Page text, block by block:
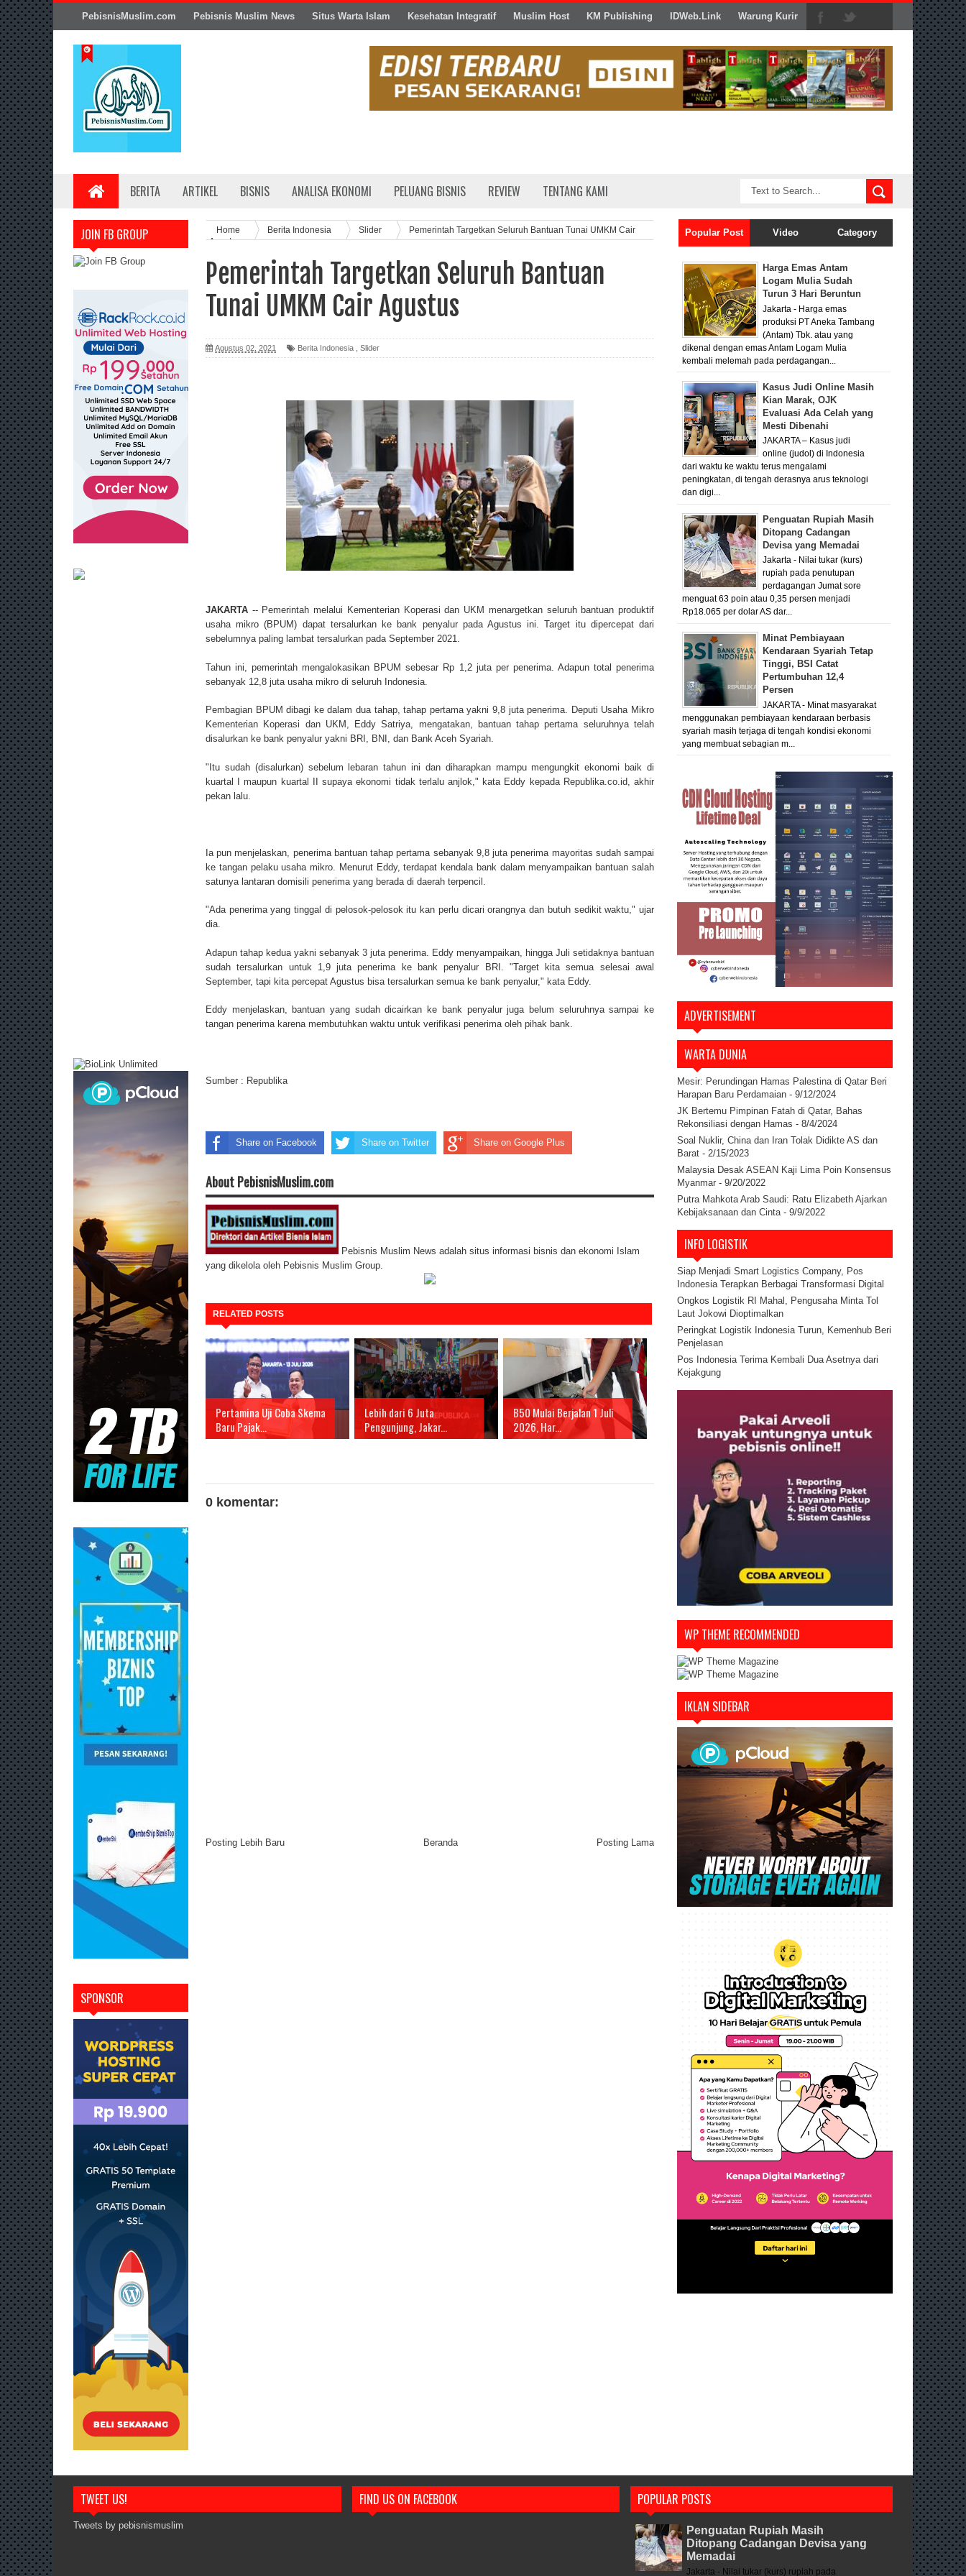
PebisnisMuslim.com Pebisnis Muslim News Situs Warta Islam Kesehatan Integratif Muslim Host KM Publishing IDWeb.Link Warung Kurir
BERITA ARTIKEL BISNIS ANALISA EKONOMI PELUANG BISNIS REVIEW TENTANG KAMI
JOIN FB GROUP
SPONSOR
Home Berita Indonesia Slider
Pemerintah Targetkan Seluruh Bantuan Tunai UMKM Cair
Agustus
Pemerintah Targetkan Seluruh Bantuan
Tunai UMKM Cair Agustus
Agustus 02, 2021 Berita Indonesia Slider
JAKARTA -- Pemerintah melalui Kementerian Koperasi dan UKM menargetkan seluruh bantuan produktif
usaha mikro (BPUM) dapat tersalurkan ke bank penyalur pada Agustus ini. Target itu dipercepat dari
sebelumnya paling lambat tersalurkan pada September 2021.
Tahun ini, pemerintah mengalokasikan BPUM sebesar Rp 1,2 juta per penerima. Adapun total penerima
sebanyak 12,8 juta usaha mikro di seluruh Indonesia.
Pembagian BPUM dibagi ke dalam dua tahap, tahap pertama yakni 9,8 juta penerima. Deputi Usaha Mikro
Kementerian Koperasi dan UKM, Eddy Satriya, mengatakan, bantuan tahap pertama seluruhnya telah
disalurkan ke bank penyalur yakni BRI, BNI, dan Bank Aceh Syariah.
"Itu sudah (disalurkan) sebelum lebaran tahun ini dan diharapkan mampu mengungkit ekonomi baik di
kuartal I maupun kuartal II supaya ekonomi tidak terlalu anjlok," kata Eddy kepada Republika.co.id, akhir
pekan lalu.
Ia pun menjelaskan, penerima bantuan tahap pertama sebanyak 9,8 juta penerima mayoritas sudah sampai
ke tangan pelaku usaha mikro. Menurut Eddy, terdapat kendala bank dalam menyampaikan bantuan salah
satunya lantaran domisili penerima yang berada di daerah terpencil.
"Ada penerima yang tinggal di pelosok-pelosok itu kan perlu dicari orangnya dan butuh sedikit waktu," ujar
dia.
Adapun tahap kedua yakni sebanyak 3 juta penerima. Eddy menyampaikan, hingga Juli setidaknya bantuan
sudah tersalurkan untuk 1,9 juta penerima ke bank penyalur BRI. "Target kita semua selesai awal
September, tapi kita percepat Agustus bisa tersalurkan semua ke bank penyalur," kata Eddy.
Eddy menjelaskan, bantuan yang sudah dicairkan ke bank penyalur juga belum seluruhnya sampai ke
tangan penerima karena membutuhkan waktu untuk verifikasi penerima oleh pihak bank.
Sumber : Republika
Share on Facebook Share on Twitter Share on Google Plus
About PebisnisMuslim.com
Pebisnis Muslim News adalah situs informasi bisnis dan ekonomi Islam
yang dikelola oleh Pebisnis Muslim Group.
RELATED POSTS
Pertamina Uji Coba Skema
Baru Pajak...
Lebih dari 6 Juta
Pengunjung, Jakar...
B50 Mulai Berjalan 1 Juli
2026, Har...
0 komentar:
Posting Lebih Baru Posting Lama
Beranda
Popular Post Video Category
Harga Emas Antam
Logam Mulia Sudah
Turun 3 Hari Beruntun
Jakarta - Harga emas
produksi PT Aneka Tambang
(Antam) Tbk. atau yang
dikenal dengan emas Antam Logam Mulia
kembali melemah pada perdagangan...
Kasus Judi Online Masih
Kian Marak, OJK
Evaluasi Ada Celah yang
Mesti Dibenahi
JAKARTA – Kasus judi
online (judol) di Indonesia
dari waktu ke waktu terus mengalami
peningkatan, di tengah derasnya arus teknologi
dan digi...
Penguatan Rupiah Masih
Ditopang Cadangan
Devisa yang Memadai
Jakarta - Nilai tukar (kurs)
rupiah pada penutupan
perdagangan Jumat sore
menguat 63 poin atau 0,35 persen menjadi
Rp18.065 per dolar AS dar...
Minat Pembiayaan
Kendaraan Syariah Tetap
Tinggi, BSI Catat
Pertumbuhan 12,4
Persen
JAKARTA - Minat masyarakat
menggunakan pembiayaan kendaraan berbasis
syariah masih terjaga di tengah kondisi ekonomi
yang membuat sebagian m...
ADVERTISEMENT
WARTA DUNIA
Mesir: Perundingan Hamas Palestina di Qatar Beri
Harapan Baru Perdamaian - 9/12/2024
JK Bertemu Pimpinan Fatah di Qatar, Bahas
Rekonsiliasi dengan Hamas - 8/4/2024
Soal Nuklir, China dan Iran Tolak Didikte AS dan
Barat - 2/15/2023
Malaysia Desak ASEAN Kaji Lima Poin Konsensus
Myanmar - 9/20/2022
Putra Mahkota Arab Saudi: Ratu Elizabeth Ajarkan
Kebijaksanaan dan Cinta - 9/9/2022
INFO LOGISTIK
Siap Menjadi Smart Logistics Company, Pos
Indonesia Terapkan Berbagai Transformasi Digital
Ongkos Logistik RI Mahal, Pengusaha Minta Tol
Laut Jokowi Dioptimalkan
Peringkat Logistik Indonesia Turun, Kemenhub Beri
Penjelasan
Pos Indonesia Terima Kembali Dua Asetnya dari
Kejakgung
WP THEME RECOMMENDED
IKLAN SIDEBAR
TWEET US!
Tweets by pebisnismuslim
FIND US ON FACEBOOK POPULAR POSTS
Penguatan Rupiah Masih
Ditopang Cadangan Devisa yang
Memadai
Jakarta - Nilai tukar (kurs) rupiah pada